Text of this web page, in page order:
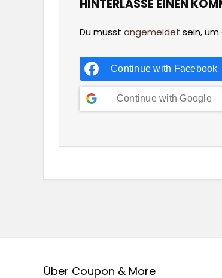
HINTERLASSE EINEN
Du musst angemeldet sein,
Continue with Facebook
Continue with Google
Über Coupon & More